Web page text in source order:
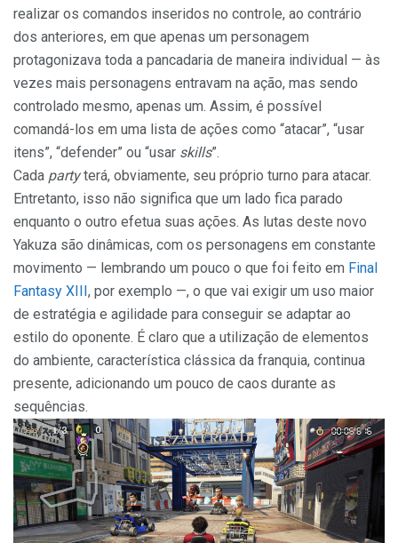
realizar os comandos inseridos no controle, ao contrário
dos anteriores, em que apenas um personagem
protagonizava toda a pancadaria de maneira individual — às
vezes mais personagens entravam na ação, mas sendo
controlado mesmo, apenas um. Assim, é possível
comandá-los em uma lista de ações como “atacar”, “usar
itens”, “defender” ou “usar skills”.
Cada partyterá, obviamente, seu próprio turno para atacar.
Entretanto, isso não significa que um lado fica parado
enquanto o outro efetua suas ações. As lutas deste novo
Yakuza são dinâmicas, com os personagens em constante
movimento — lembrando um pouco o que foi feito em Final
Fantasy XIII, por exemplo —, o que vai exigir um uso maior
de estratégia e agilidade para conseguir se adaptar ao
estilo do oponente. É claro que a utilização de elementos
do ambiente, característica clássica da franquia, continua
presente, adicionando um pouco de caos durante as
sequências.